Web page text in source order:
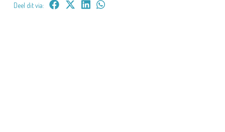
Deel dit via: